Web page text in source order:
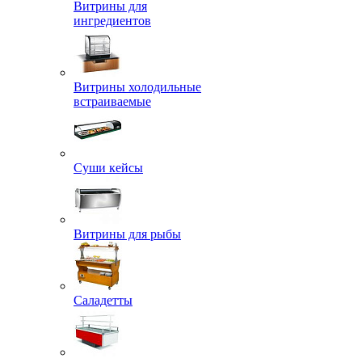
Витрины для
ингредиентов
Витрины холодильные
встраиваемые
Суши кейсы
Витрины для рыбы
Саладетты